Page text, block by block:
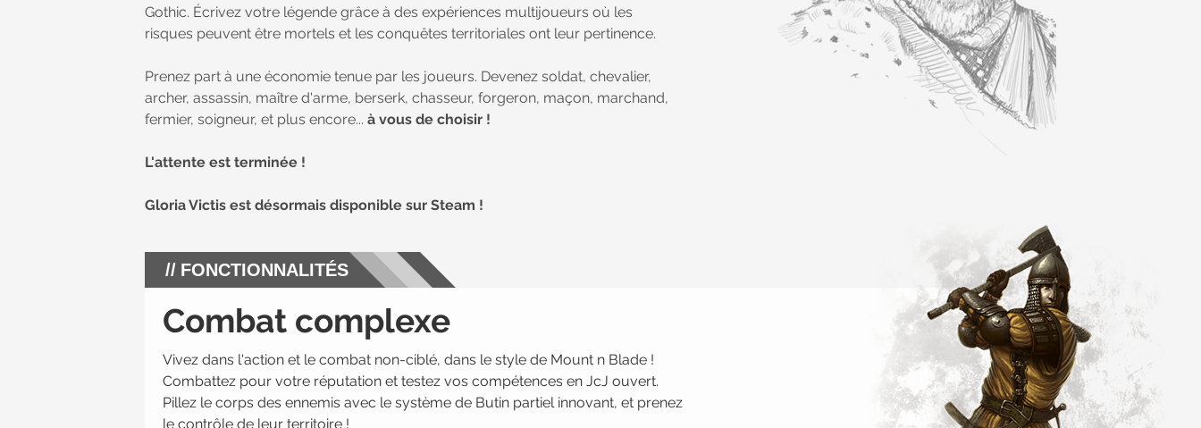
Gothic. Écrivez votre légende grâce à des expériences multijoueurs où les
risques peuvent être mortels et les conquêtes territoriales ont leur pertinence.
Prenez part à une économie tenue par les joueurs. Devenez soldat, chevalier,
archer, assassin, maître d'arme, berserk, chasseur, forgeron, maçon, marchand,
fermier, soigneur, et plus encore... à vous de choisir !
L'attente est terminée !
Gloria Victis est désormais disponible sur Steam !
FONCTIONNALITÉS
Combat complexe
Vivez dans l'action et le combat non-ciblé, dans le style de Mount n Blade !
Combattez pour votre réputation et testez vos compétences en JcJ ouvert.
Pillez le corps des ennemis avec le système de Butin partiel innovant, et prenez
le contrôle de leur territoire !